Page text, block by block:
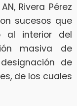
Rivera Pérez
sucesos que
al interior del
masiva de
de
de los cuales